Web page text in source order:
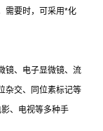
需要时，可采用*化
镜、电子显微镜、流
杂交、同位素标记等
、电视等多种手